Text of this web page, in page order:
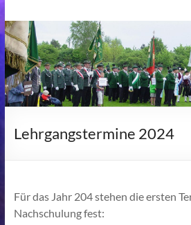
Lehrgangstermine 2024
Für das Jahr 204 stehen die ersten
Nachschulung fest: